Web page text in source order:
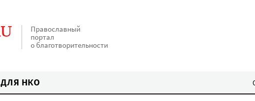
Православный
портал
о благотворительности
ДЛЯ НКО